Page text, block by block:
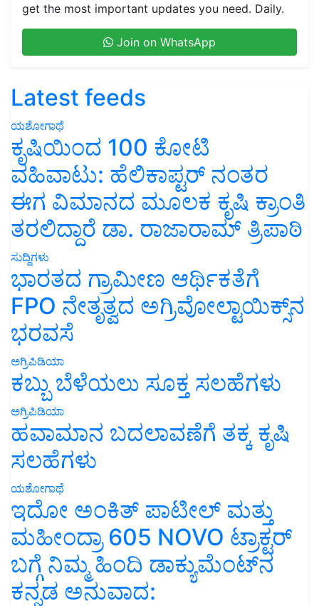
get the most important updates you need. Daily.
Join on WhatsApp
Latest feeds
ಯಶೋಗಾಥೆ
ಕೃಷಿಯಿಂದ 100 ಕೋಟಿ
ವಹಿವಾಟು: ಹೆಲಿಕಾಪ್ಟರ್ ನಂತರ
ಈಗ ವಿಮಾನದ ಮೂಲಕ ಕೃಷಿ ಕ್ರಾಂತಿ
ತರಲಿದ್ದಾರೆ ಡಾ. ರಾಜಾರಾಮ್ ತ್ರಿಪಾಠಿ
ಸುದ್ದಿಗಳು
ಭಾರತದ ಗ್ರಾಮೀಣ ಆರ್ಥಿಕತೆಗೆ
FPO ನೇತೃತ್ವದ ಅಗ್ರಿವೋಲ್ಟಾಯಿಕ್ಸ್‌ನ
ಭರವಸೆ
ಅಗ್ರಿಪಿಡಿಯಾ
ಕಬ್ಬು ಬೆಳೆಯಲು ಸೂಕ್ತ ಸಲಹೆಗಳು
ಅಗ್ರಿಪಿಡಿಯಾ
ಹವಾಮಾನ ಬದಲಾವಣೆಗೆ ತಕ್ಕ ಕೃಷಿ
ಸಲಹೆಗಳು
ಯಶೋಗಾಥೆ
ಇದೋ ಅಂಕಿತ್ ಪಾಟೀಲ್ ಮತ್ತು
ಮಹೀಂದ್ರಾ 605 NOVO ಟ್ರಾಕ್ಟರ್
ಬಗ್ಗೆ ನಿಮ್ಮ ಹಿಂದಿ ಡಾಕ್ಯುಮೆಂಟ್‌ನ
ಕನ್ನಡ ಅನುವಾದ: